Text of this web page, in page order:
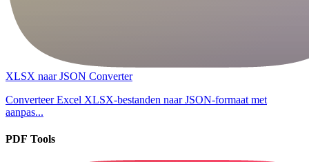
XLSX naar JSON Converter
Converteer Excel XLSX-bestanden naar JSON-formaat met
aanpas...
PDF Tools